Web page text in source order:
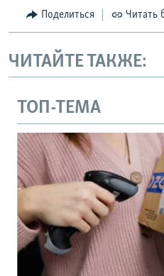
Поделиться Читать
ЧИТАЙТЕ ТАКЖЕ:
ТОП-ТЕМА